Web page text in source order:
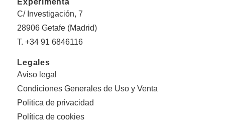
Experimenta
C/ Investigación, 7
28906 Getafe (Madrid)
T. +34 91 6846116
Legales
Aviso legal
Condiciones Generales de Uso y Venta
Politica de privacidad
Política de cookies